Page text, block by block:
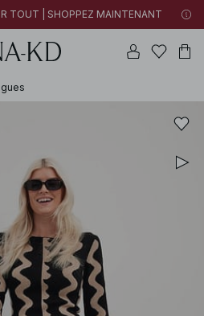
TOUT | SHOPPEZ MAINTENANT